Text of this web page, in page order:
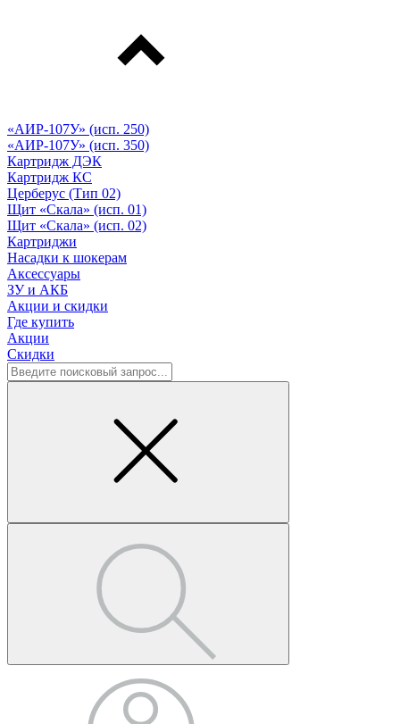
«АИР-107У» (исп. 250)
«АИР-107У» (исп. 350)
Картридж ДЭК
Картридж КС
Церберус (Тип 02)
Щит «Скала» (исп. 01)
Щит «Скала» (исп. 02)
Картриджи
Насадки к шокерам
Аксессуары
ЗУ и АКБ
Акции и скидки
Где купить
Акции
Скидки